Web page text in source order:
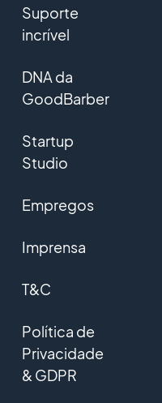
Suporte
incrível
DNA da
GoodBarber
Startup
Studio
Empregos
Imprensa
T&C
Política de
Privacidade
& GDPR